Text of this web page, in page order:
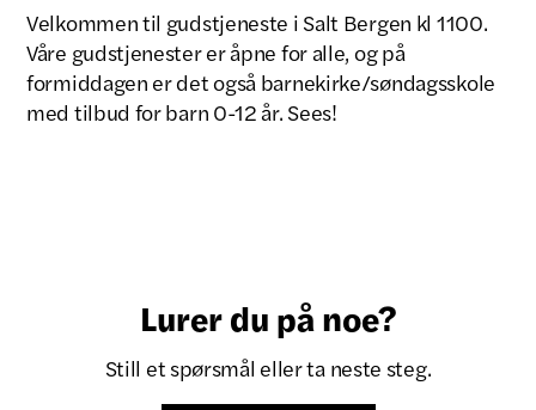
Velkommen til gudstjeneste i Salt Bergen kl 1100.
Våre gudstjenester er åpne for alle, og på
formiddagen er det også barnekirke/søndagsskole
med tilbud for barn 0-12 år. Sees!
Lurer du på noe?
Still et spørsmål eller ta neste steg.